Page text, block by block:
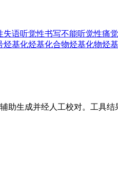
失语听觉性书写不能听觉性痛
烃基化烃基化合物烃基化物烃
生成并经人工校对。工具结